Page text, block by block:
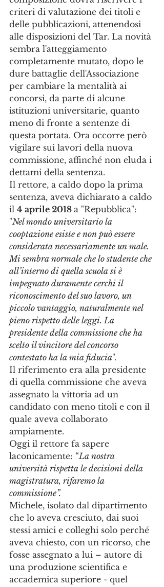
criteri di valutazione dei titoli e
delle pubblicazioni, attenendosi
alle disposizioni del Tar. La novità
sembra l'atteggiamento
completamente mutato, dopo le
dure battaglie dell'Associazione
per cambiare la mentalità ai
concorsi, da parte di alcune
istituzioni universitarie, quanto
meno di fronte a sentenze di
questa portata. Ora occorre però
vigilare sui lavori della nuova
commissione, affinché non eluda i
dettami della sentenza.
Il rettore, a caldo dopo la prima
sentenza, aveva dichiarato a caldo
il 4 aprile 2018 a "Repubblica":
"Nel mondo universitario la
cooptazione esiste e non può essere
considerata necessariamente un male.
Mi sembra normale che lo studente che
all’interno di quella scuola si è
impegnato duramente cerchi il
riconoscimento del suo lavoro, un
piccolo vantaggio, naturalmente nel
pieno rispetto delle leggi. La
presidente della commissione che ha
scelto il vincitore del concorso
contestato ha la mia fiducia".
Il riferimento era alla presidente
di quella commissione che aveva
assegnato la vittoria ad un
candidato con meno titoli e con il
quale aveva collaborato
ampiamente.
Oggi il rettore fa sapere
laconicamente: “La nostra
università rispetta le decisioni della
magistratura, rifaremo la
commissione”.
Michele, isolato dal dipartimento
che lo aveva cresciuto, dai suoi
stessi amici e colleghi solo perché
aveva chiesto, con un ricorso, che
fosse assegnato a lui – autore di
una produzione scientifica e
accademica superiore - quel